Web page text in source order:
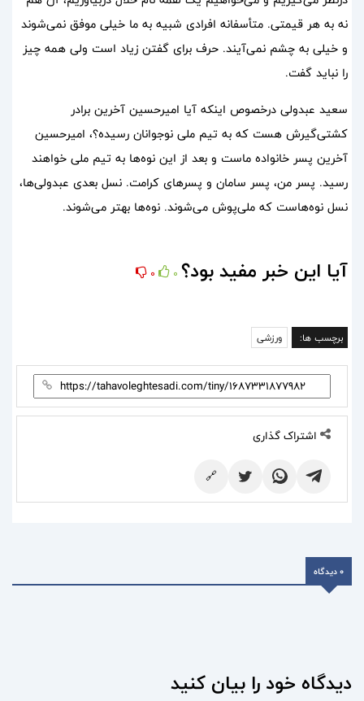
نه به هر قیمتی. متأسفانه افرادی شبیه به ما خیلی موفق نمی‌شوند
و خیلی به چشم نمی‌آیند. حرف برای گفتن زیاد است ولی همه چیز
را نباید گفت.
سعید عبدولی درخصوص اینکه آیا امیرحسین آخرین برادر
کشتی‌گیرش هست که به تیم ملی نوجوانان رسیده؟، امیرحسین
آخرین پسر خانواده ماست و بعد از این نوه‌ها به تیم ملی خواهند
رسید. پسر من، پسر سامان و پسرهای کرامت. نسل بعدی عبدولی‌ها،
نسل نوه‎‌هاست که ملی‌پوش می‌شوند. نوه‌ها بهتر می‌شوند.
آیا این خبر مفید بود؟ 0
0
برچسب ها: ورزشی
اشتراک گذاری
🔗
0 دیدگاه
دیدگاه خود را بیان کنید